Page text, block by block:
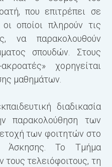
που επιτρέπει σε
οποίοι πληρούν τις
να παρακολουθούν
σπουδών. Στους
χορηγείται
μαθη­μάτων.
διαδικασία
παρακολούθηση των
των φοιτητών στο
Άσκησης. Το Τμήμα
τους τελειόφοιτους, τη